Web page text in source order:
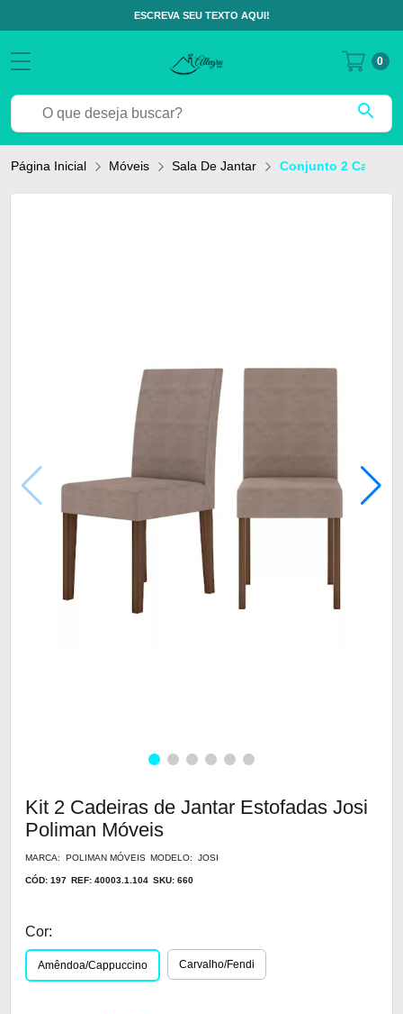
ESCREVA SEU TEXTO AQUI!
search
0
Página Inicial Móveis Sala De Jantar Conjunto 2
Kit 2 Cadeiras de Jantar Estofadas Josi
Poliman Móveis
MARCA: POLIMAN MÓVEIS MODELO: JOSI
CÓD: 197 REF: 40003.1.104 SKU: 660
Cor:
Amêndoa/Cappuccino Carvalho/Fendi